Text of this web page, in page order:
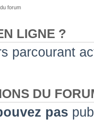
forum
LIGNE ?
parcourant
DU
pas